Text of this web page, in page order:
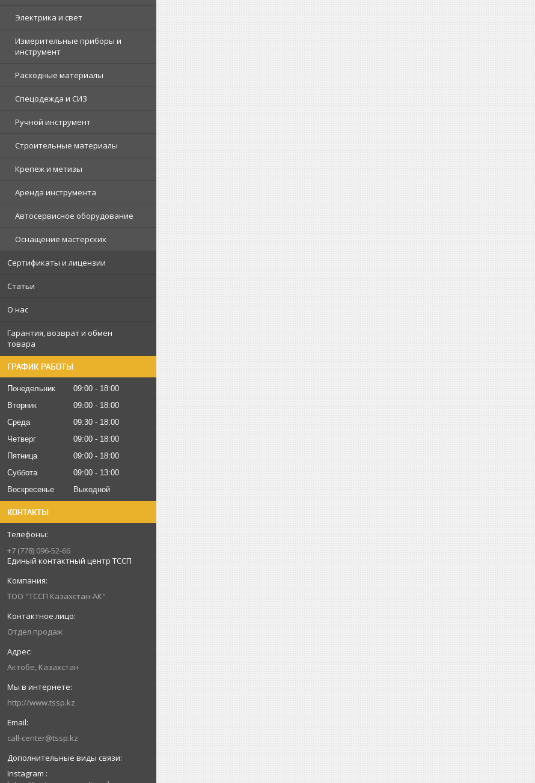
Электрика и свет
Измерительные приборы и
инструмент
Расходные материалы
Спецодежда и СИЗ
Ручной инструмент
Строительные материалы
Крепеж и метизы
Аренда инструмента
Автосервисное оборудование
Оснащение мастерских
Сертификаты и лицензии
Статьи
О нас
Гарантия, возврат и обмен
товара
ГРАФИК РАБОТЫ
Понедельник 09:00
18:00
Вторник
09:00
18:00
Среда
09:30
18:00
Четверг
09:00
18:00
Пятница
09:00
18:00
Суббота
09:00
13:00
Воскресенье
Выходной
КОНТАКТЫ
+7 (778) 096-52-66
Единый контактный центр ТССП
ТОО "ТССП Казахстан-АК"
Отдел продаж
Актобе, Казахстан
http://www.tssp.kz
call-center@tssp.kz
Instagram